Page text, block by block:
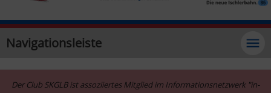
Navigationsleiste
Der Club SKGLB ist assoziiertes Mitglied im Informationsnetzwerk "in-